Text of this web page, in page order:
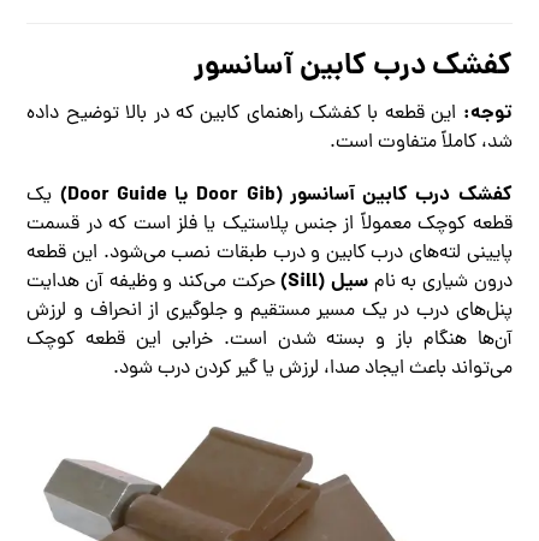
کفشک درب کابین آسانسور
توجه: این قطعه با کفشک راهنمای کابین که در بالا توضیح داده
شد، کاملاً متفاوت است.
کفشک درب کابین آسانسور (Door Gib یا Door Guide)
یک
قطعه کوچک معمولاً از جنس پلاستیک یا فلز است که در قسمت
پایینی لته‌های درب کابین و درب طبقات نصب می‌شود. این قطعه
درون شیاری به نامسیل (Sill)
حرکت می‌کند و وظیفه آن هدایت
پنل‌های درب در یک مسیر مستقیم و جلوگیری از انحراف و لرزش
آن‌ها هنگام باز و بسته شدن است. خرابی این قطعه کوچک
می‌تواند باعث ایجاد صدا، لرزش یا گیر کردن درب شود.